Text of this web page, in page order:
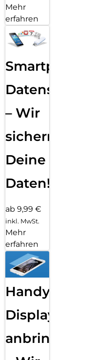
Mehr
erfahren
Smartphone
– Wir
sichern
Deine
Daten!
ab 9,99 €
inkl. MwSt.
Mehr
erfahren
Handy
Displayfolie
anbringen